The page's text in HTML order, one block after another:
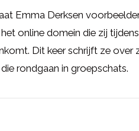
Emma Derksen
online domein die zij
Dit keer schrijft ze over
rondgaan in groepschats.